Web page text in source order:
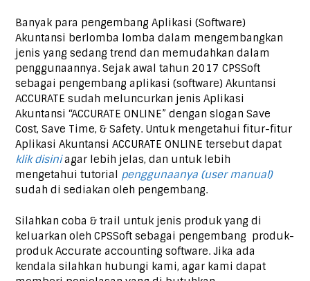
Banyak para pengembang Aplikasi (Software)
Akuntansi berlomba lomba dalam mengembangkan
jenis yang sedang trend dan memudahkan dalam
penggunaannya. Sejak awal tahun 2017 CPSSoft
sebagai pengembang aplikasi (software) Akuntansi
ACCURATE sudah meluncurkan jenis Aplikasi
Akuntansi “ACCURATE ONLINE” dengan slogan Save
Cost, Save Time, & Safety. Untuk mengetahui fitur-fitur
Aplikasi Akuntansi ACCURATE ONLINE tersebut dapat
klik disiniagar lebih jelas, dan untuk lebih
mengetahui tutorial penggunaanya (user manual)
sudah di sediakan oleh pengembang.
Silahkan coba & trail untuk jenis produk yang di
keluarkan oleh CPSSoft sebagai pengembang produk-
produk Accurate accounting software. Jika ada
kendala silahkan hubungi kami, agar kami dapat